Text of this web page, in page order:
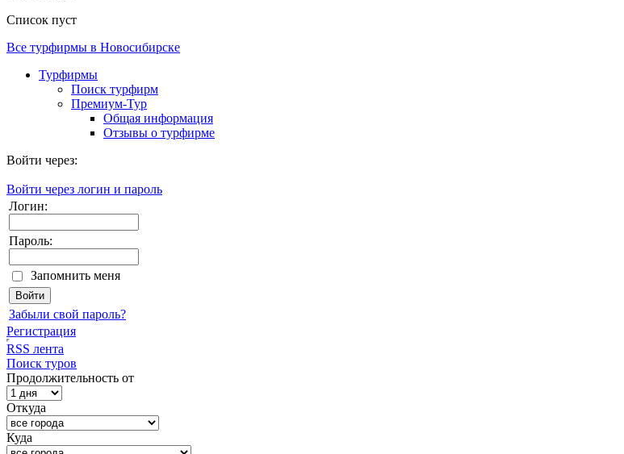
Список пуст
Все турфирмы в Новосибирске
Турфирмы
Поиск турфирм
Премиум-Тур
Общая информация
Отзывы о турфирме
Войти через:
Войти через логин и пароль
Логин:
Пароль:
Запомнить меня
Забыли свой пароль?
Регистрация
RSS лента
Поиск туров
Продолжительность от
Откуда
Куда